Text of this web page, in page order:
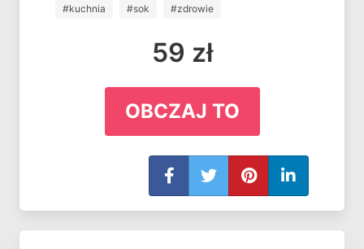
#kuchnia #sok #zdrowie
59 zł
OBCZAJ TO